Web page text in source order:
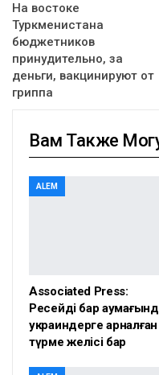
На востоке
Туркменистана
бюджетников
принудительно, за
деньги, вакцинируют от
гриппа
Вам Также
ALEM
Associated Press:
Ресейдің бар
украиндерге арналған
түрме желісі бар